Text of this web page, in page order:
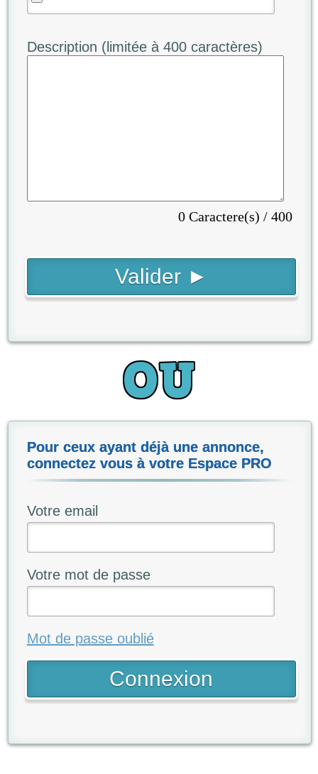
Description (limitée à 400 caractères)
0 Caractere(s) / 400
Pour ceux ayant déjà une annonce,
connectez vous à votre Espace PRO
Votre email
Votre mot de passe
Mot de passe oublié